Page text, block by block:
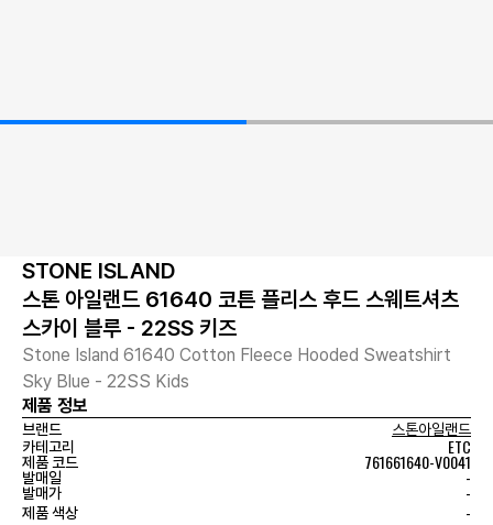
STONE ISLAND
스톤 아일랜드 61640 코튼 플리스 후드 스웨트셔츠
스카이 블루 - 22SS 키즈
Stone Island 61640 Cotton Fleece Hooded Sweatshirt
Sky Blue - 22SS Kids
제품 정보
브랜드
스톤아일랜드
카테고리
ETC
제품 코드 761661640-V0041
발매일 -
발매가 -
제품 색상 -